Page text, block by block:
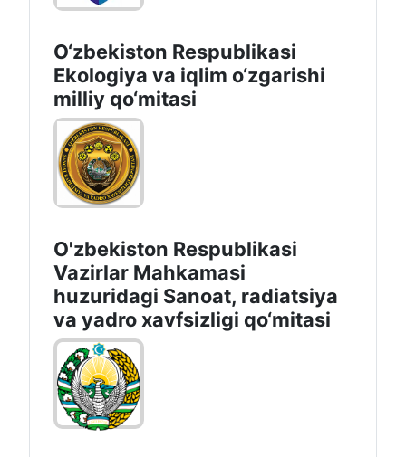
O‘zbekiston Respublikasi
Ekologiya va iqlim o‘zgarishi
milliy qo‘mitasi
O'zbekiston Respublikasi
Vazirlar Mahkamasi
huzuridagi Sanoat, radiatsiya
va yadro xavfsizligi qo‘mitasi